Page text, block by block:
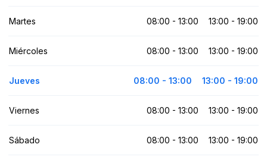
Martes 08:00 - 13:00 13:00 - 19:00
Miércoles 08:00 - 13:00 13:00 - 19:00
Jueves 08:00 - 13:00 13:00 - 19:00
Viernes 08:00 - 13:00 13:00 - 19:00
Sábado 08:00 - 13:00 13:00 - 19:00